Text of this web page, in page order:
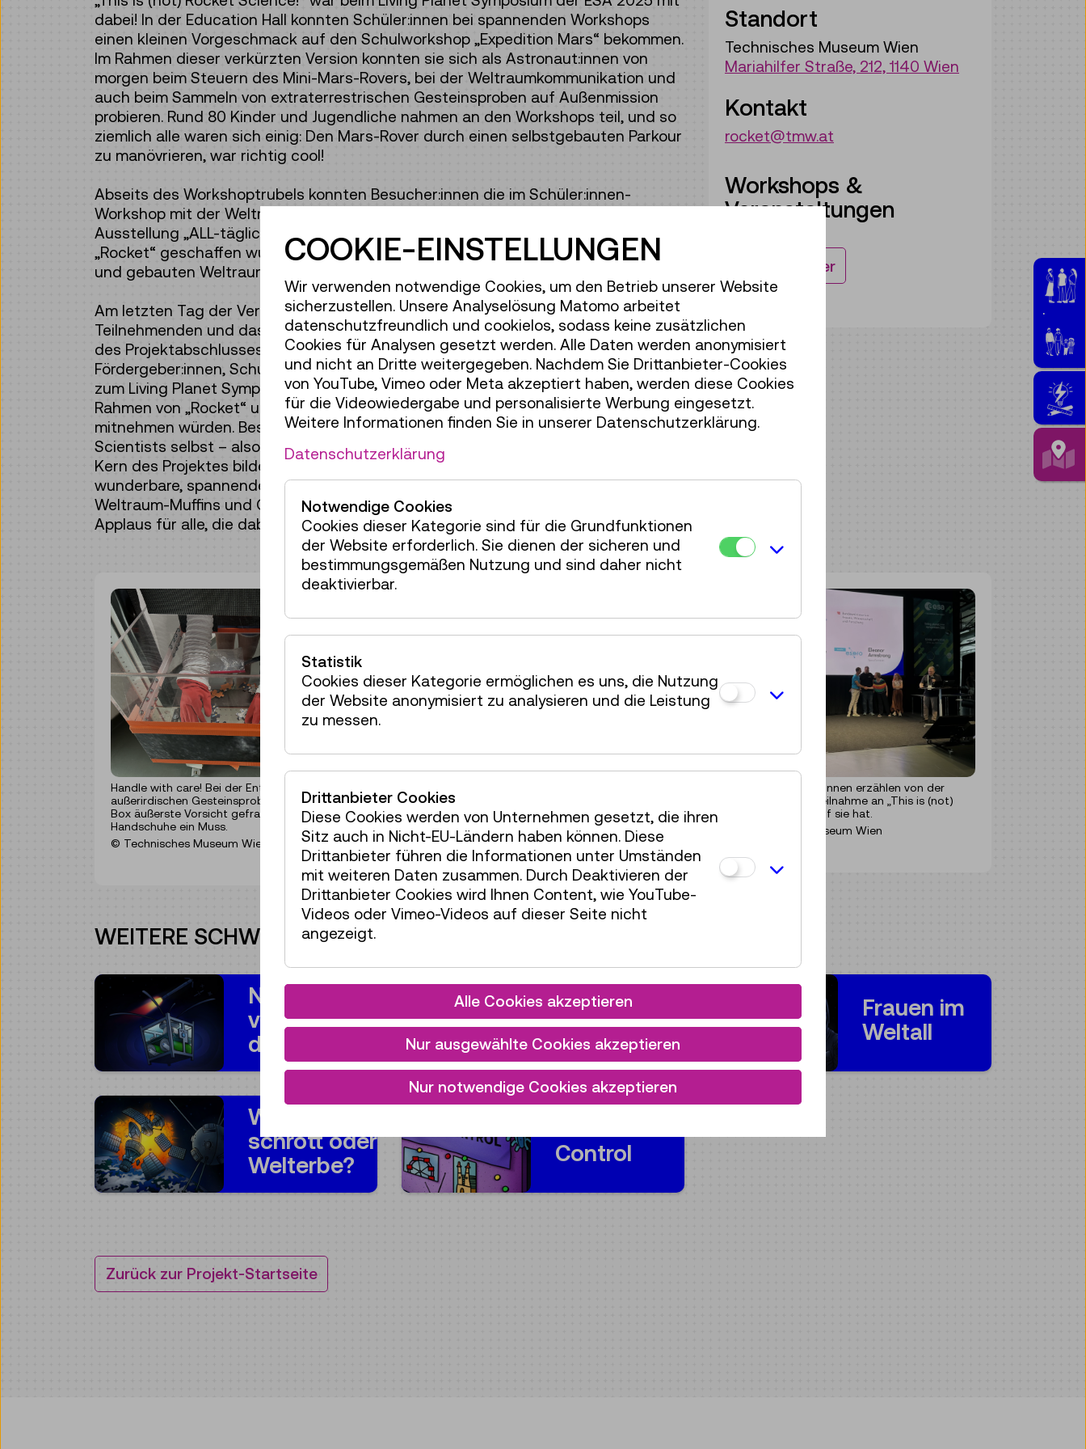
dabei! In der Education Hall konnten Schüler:innen bei spannenden Workshops
einen kleinen Vorgeschmack auf den Schulworkshop „Expedition Mars“ bekommen.
Im Rahmen dieser verkürzten Version konnten sie sich als Astronaut:innen von
morgen beim Steuern des Mini-Mars-Rovers, bei der Weltraumkommunikation und
auch beim Sammeln von extraterrestrischen Gesteinsproben auf Außenmission
probieren. Rund 80 Kinder und Jugendliche nahmen an den Workshops teil, und so
ziemlich alle waren sich einig: Den Mars-Rover durch einen selbstgebauten Parkour
zu manövrieren, war richtig cool!
Abseits des Workshoptrubels konnten Besucher:innen die im Schüler:innen-
Workshop mit der Weltraumfeministin Eleanor S. Armstrong entstandene
Ausstellung „ALL-tägliches Leben“ sowie andere Objekte, die im Projektkontext von
„Rocket“ geschaffen wurden, exklusiv bewundern. Die von Kindern entworfenen
und gebauten Weltraumhabitate fanden viele besonders faszinierend.
Am letzten Tag der Veranstaltung stand noch ein wichtiges Ereignis für alle
Teilnehmenden und das Team von „This is (not) Rocket Science!“ bevor: Anlässlich
des Projektabschlusses lud das Team die wissenschaftlichen Projektpartner:innen,
Fördergeber:innen, Schulpartner:innen und natürlich die jungen Citizen Scientists
zum Living Planet Symposium ein. Dort berichteten alle von ihren Erlebnissen im
Rahmen von „Rocket“ und natürlich davon, was sie von der Mitarbeit am Projekt
mitnehmen würden. Besonders toll war es, von den Eindrücken der Citizen
Scientists selbst – also der Kinder und Jugendlichen, deren Ideen und Fragen den
Kern des Projektes bildeten – zu hören! Ein gelungener Abschluss für drei
wunderbare, spannende und neugierige Projektjahre, der am Schluss mit
Weltraum-Muffins und Oblaten-Ufos gefeiert wurde. Ein großes Danke an und
Applaus für alle, die dabei waren!
Standort
Technisches Museum Wien
Mariahilfer Straße, 212, 1140 Wien
Kontakt
rocket@tmw.at
Workshops &
Veranstaltungen
Zum Kalender
Handle with care! Bei der Entgegenahme von
außerirdischen Gesteinsproben ist in der Glove
Box äußerste Vorsicht gefragt, daher sind
Handschuhe ein Muss.
© Technisches Museum Wien
nochmals ihre Habitate und die ihrer
Klassenkolleg:innen.
© Technisches Museum Wien
Die Projektpartner:innen erzählen von der
Wirkung, die die Teilnahme an „This is (not)
rocket science!“ auf sie hat.
© Technisches Museum Wien
WEITERE SCHWERPUNKTE DES PROJEKTS
NEW SPACE
voraus-
denken
Moonvillage
oder Mars-
kolonie?
Frauen im
Weltall
Weltraum-
schrott oder
Welterbe?
Control
Zurück zur Projekt-Startseite
COOKIE-EINSTELLUNGEN
Wir verwenden notwendige Cookies, um den Betrieb unserer Website
sicherzustellen. Unsere Analyselösung Matomo arbeitet
datenschutzfreundlich und cookielos, sodass keine zusätzlichen
Cookies für Analysen gesetzt werden. Alle Daten werden anonymisiert
und nicht an Dritte weitergegeben. Nachdem Sie Drittanbieter-Cookies
von YouTube, Vimeo oder Meta akzeptiert haben, werden diese Cookies
für die Videowiedergabe und personalisierte Werbung eingesetzt.
Weitere Informationen finden Sie in unserer Datenschutzerklärung.
Datenschutzerklärung
Notwendige Cookies
Cookies dieser Kategorie sind für die Grundfunktionen
der Website erforderlich. Sie dienen der sicheren und
bestimmungsgemäßen Nutzung und sind daher nicht
deaktivierbar.
Statistik
Cookies dieser Kategorie ermöglichen es uns, die Nutzung
der Website anonymisiert zu analysieren und die Leistung
zu messen.
Drittanbieter Cookies
Diese Cookies werden von Unternehmen gesetzt, die ihren
Sitz auch in Nicht-EU-Ländern haben können. Diese
Drittanbieter führen die Informationen unter Umständen
mit weiteren Daten zusammen. Durch Deaktivieren der
Drittanbieter Cookies wird Ihnen Content, wie YouTube-
Videos oder Vimeo-Videos auf dieser Seite nicht
angezeigt.
Alle Cookies akzeptieren
Nur ausgewählte Cookies akzeptieren
Nur notwendige Cookies akzeptieren